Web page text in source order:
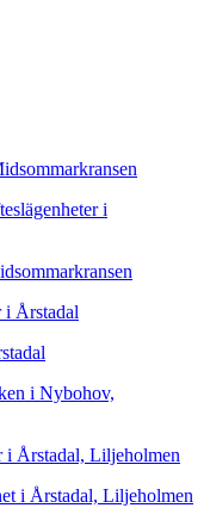
i
i Årstadal
i Nybohov,
i Årstadal, Liljeholmen
i Årstadal, Liljeholmen